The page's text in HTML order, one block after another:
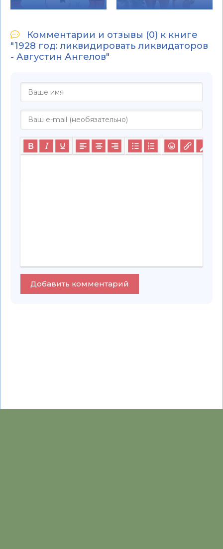
Комментарии и отзывы (0) к книге
"1928 год: ликвидировать ликвидаторов
- Августин Ангелов"
Добавить комментарий